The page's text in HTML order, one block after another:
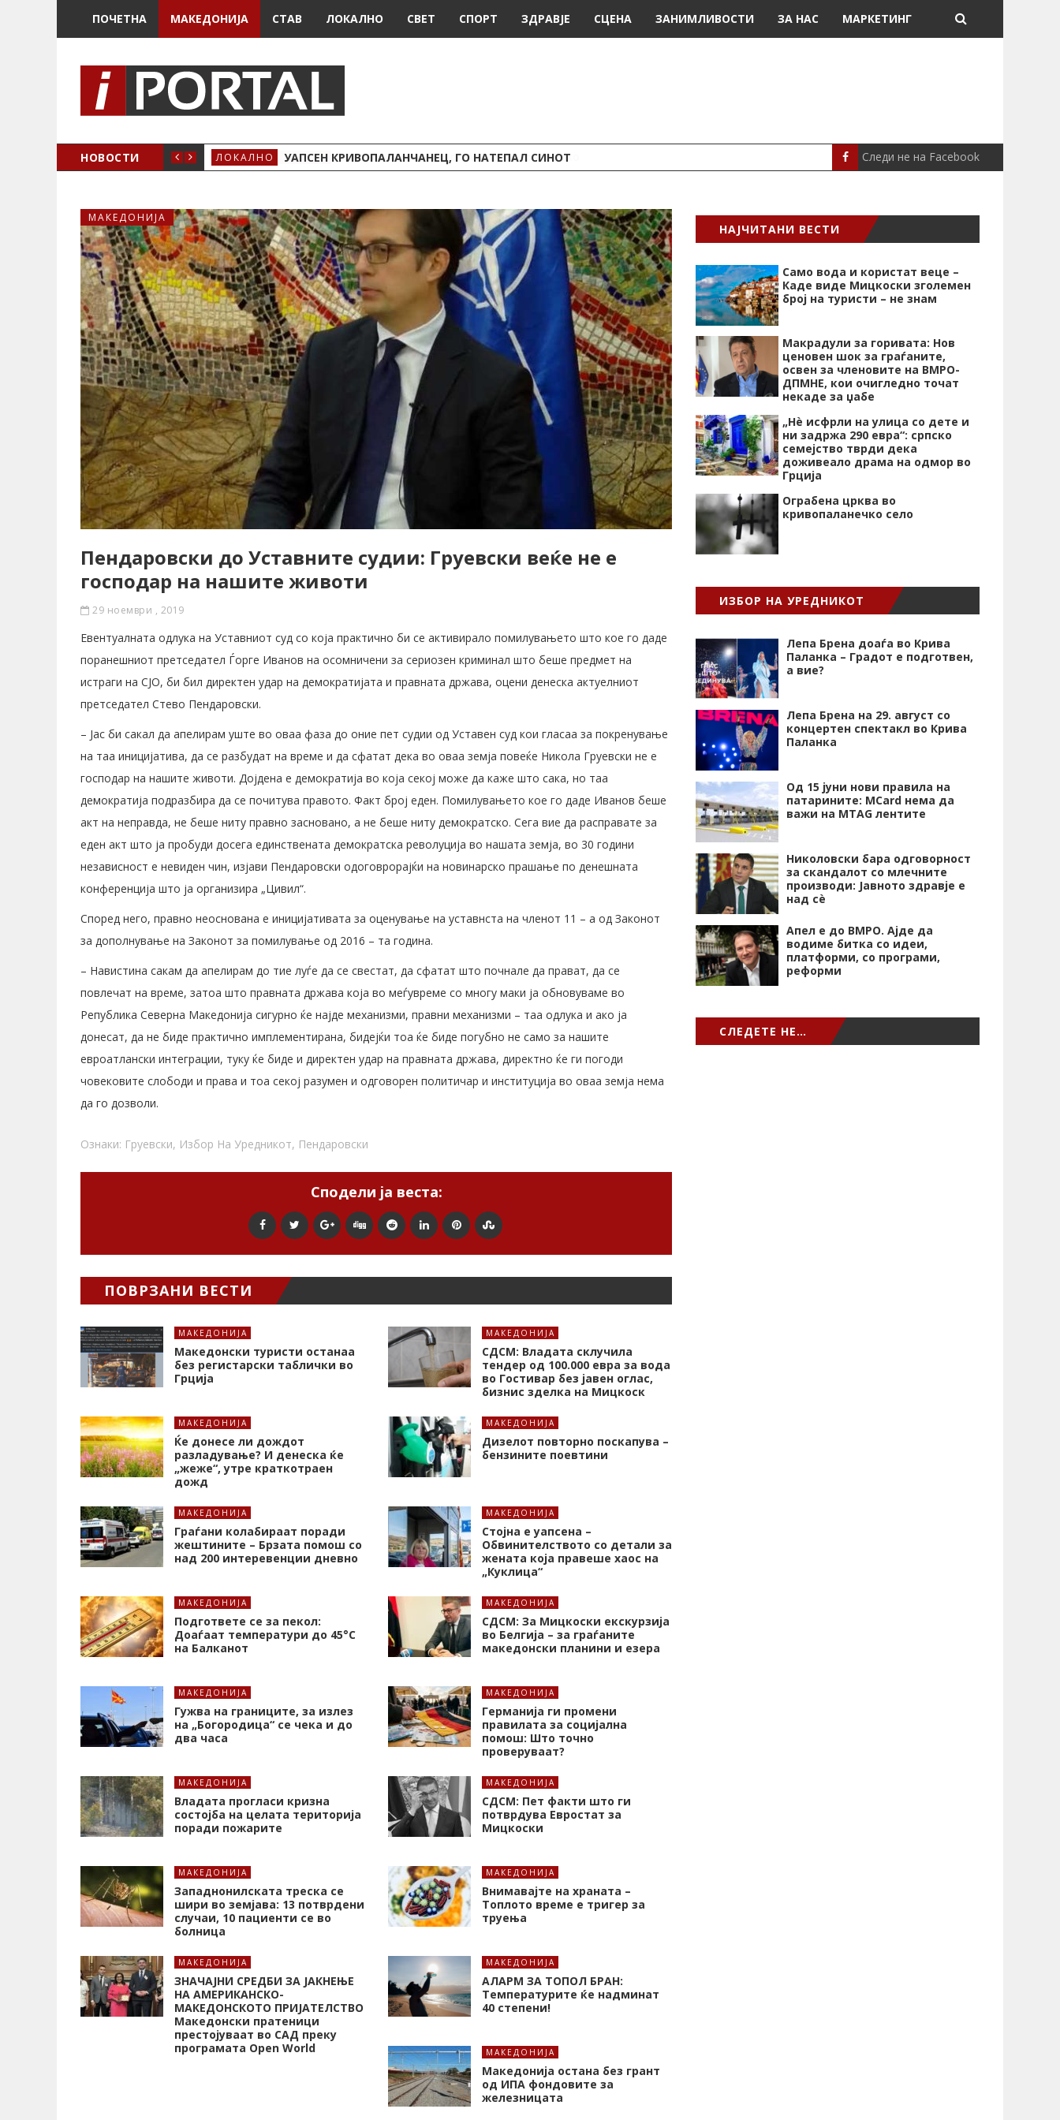
ПОЧЕТНА МАКЕДОНИЈА СТАВ ЛОКАЛНО СВЕТ СПОРТ ЗДРАВЈЕ СЦЕНА ЗАНИМЛИВОСТИ ЗА НАС МАРКЕТИНГ
НОВОСТИ ЛОКАЛНО УАПСЕН КРИВОПАЛАНЧАНЕЦ, ГО НАТЕПАЛ СИНОТ СПОРТ МЕСИ ДОНИРАШЕ
Следи не на Facebook
МАКЕДОНИЈА
Пендаровски до Уставните судии: Груевски веќе не е
господар на нашите животи
29 ноември , 2019
Евентуалната одлука на Уставниот суд со која практично би се активирало помилувањето што кое го даде
поранешниот претседател Ѓорге Иванов на осомничени за сериозен криминал што беше предмет на
истраги на СЈО, би бил директен удар на демократијата и правната држава, оцени денеска актуелниот
претседател Стево Пендаровски.
– Јас би сакал да апелирам уште во оваа фаза до оние пет судии од Уставен суд кои гласаа за покренување
на таа иницијатива, да се разбудат на време и да сфатат дека во оваа земја повеќе Никола Груевски не е
господар на нашите животи. Дојдена е демократија во која секој може да каже што сака, но таа
демократија подразбира да се почитува правото. Факт број еден. Помилувањето кое го даде Иванов беше
акт на неправда, не беше ниту правно засновано, а не беше ниту демократско. Сега вие да расправате за
еден акт што ја пробуди досега единствената демократска револуција во нашата земја, во 30 години
независност е невиден чин, изјави Пендаровски одоговрорајќи на новинарско прашање по денешната
конференција што ја организира „Цивил“.
Според него, правно неоснована е иницијативата за оценување на уставнста на членот 11 – а од Законот
за дополнување на Законот за помилување од 2016 – та година.
– Навистина сакам да апелирам до тие луѓе да се свестат, да сфатат што почнале да прават, да се
повлечат на време, затоа што правната држава која во меѓувреме со многу маки ја обновуваме во
Република Северна Македонија сигурно ќе најде механизми, правни механизми – таа одлука и ако ја
донесат, да не биде практично имплементирана, бидејќи тоа ќе биде погубно не само за нашите
евроатлански интеграции, туку ќе биде и директен удар на правната држава, директно ќе ги погоди
човековите слободи и права и тоа секој разумен и одговорен политичар и институција во оваа земја нема
да го дозволи.
Ознаки: Груевски, Избор На Уредникот, Пендаровски
Сподели ја веста:
ПОВРЗАНИ ВЕСТИ
МАКЕДОНИЈА
Македонски туристи останаа
без регистарски таблички во
Грција
МАКЕДОНИЈА
СДСМ: Владата склучила
тендер од 100.000 евра за вода
во Гостивар без јавен оглас,
бизнис зделка на Мицкоск
МАКЕДОНИЈА
Ќе донесе ли дождот
разладување? И денеска ќе
„жеже“, утре краткотраен
дожд
МАКЕДОНИЈА
Дизелот повторно поскапува –
бензините поевтини
МАКЕДОНИЈА
Граѓани колабираат поради
жештините – Брзата помош со
над 200 интеревенции дневно
МАКЕДОНИЈА
Стојна е уапсена –
Обвинителството со детали за
жената која правеше хаос на
„Куклица“
МАКЕДОНИЈА
Подгответе се за пекол:
Доаѓаат температури до 45°C
на Балканот
МАКЕДОНИЈА
СДСМ: За Мицкоски екскурзија
во Белгија – за граѓаните
македонски планини и езера
МАКЕДОНИЈА
Гужва на границите, за излез
на „Богородица“ се чека и до
два часа
МАКЕДОНИЈА
Германија ги промени
правилата за социјална
помош: Што точно
проверуваат?
МАКЕДОНИЈА
Владата прогласи кризна
состојба на целата територија
поради пожарите
МАКЕДОНИЈА
СДСМ: Пет факти што ги
потврдува Евростат за
Мицкоски
МАКЕДОНИЈА
Западнонилската треска се
шири во земјава: 13 потврдени
случаи, 10 пациенти се во
болница
МАКЕДОНИЈА
Внимавајте на храната –
Топлото време е тригер за
труења
МАКЕДОНИЈА
ЗНАЧАЈНИ СРЕДБИ ЗА ЈАКНЕЊЕ
НА АМЕРИКАНСКО-
МАКЕДОНСКОТО ПРИЈАТЕЛСТВО
Македонски пратеници
престојуваат во САД преку
програмата Open World
МАКЕДОНИЈА
АЛАРМ ЗА ТОПОЛ БРАН:
Tемпературите ќе надминат
40 степени!
МАКЕДОНИЈА
Македонија остана без грант
од ИПА фондовите за
железницата
НАЈЧИТАНИ ВЕСТИ
Само вода и користат веце –
Каде виде Мицкоски зголемен
број на туристи – не знам
Макрадули за горивата: Нов
ценовен шок за граѓаните,
освен за членовите на ВМРО-
ДПМНЕ, кои очигледно точат
некаде за џабе
„Нѐ исфрли на улица со дете и
ни задржа 290 евра“: српско
семејство тврди дека
доживеало драма на одмор во
Грција
Ограбена црква во
кривопаланечко село
ИЗБОР НА УРЕДНИКОТ
Лепа Брена доаѓа во Крива
Паланка – Градот е подготвен,
а вие?
Лепа Брена на 29. август со
концертен спектакл во Крива
Паланка
Од 15 јуни нови правила на
патарините: MCard нема да
важи на MTAG лентите
Николовски бара одговорност
за скандалот со млечните
производи: Јавното здравје е
над сѐ
Апел е до ВМРО. Ајде да
водиме битка со идеи,
платформи, со програми,
реформи
СЛЕДЕТЕ НЕ…